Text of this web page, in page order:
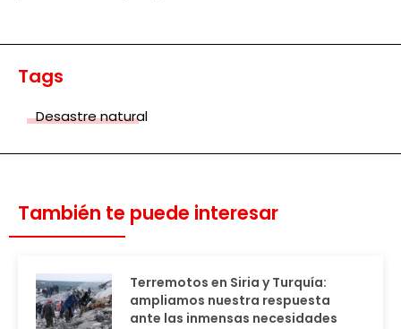
Tags
Desastre natural
También te puede interesar
Terremotos en Siria y Turquía:
ampliamos nuestra respuesta
ante las inmensas necesidades